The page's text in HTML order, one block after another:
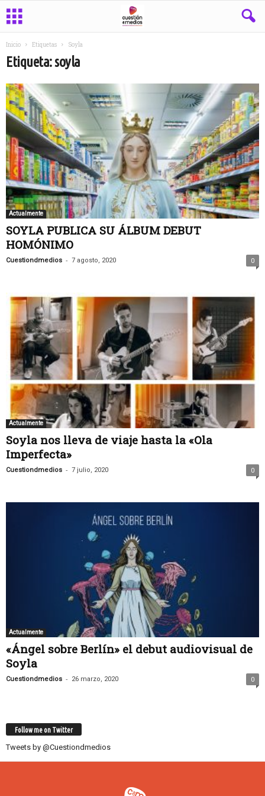
Inicio Etiquetas Soyla
Etiqueta: soyla
Actualmente
SOYLA PUBLICA SU ÁLBUM DEBUT
HOMÓNIMO
Cuestiondmedios - 7 agosto, 2020 0
Actualmente
Soyla nos lleva de viaje hasta la «Ola
Imperfecta»
Cuestiondmedios - 7 julio, 2020 0
Actualmente
«Ángel sobre Berlín» el debut audiovisual de
Soyla
Cuestiondmedios - 26 marzo, 2020 0
Follow me on Twitter
Tweets by @Cuestiondmedios